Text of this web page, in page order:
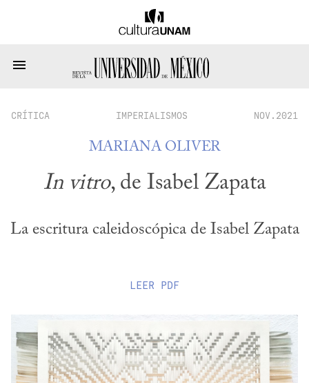
CRÍTICA IMPERIALISMOS NOV.2021
MARIANA OLIVER
In vitro, de Isabel Zapata
La escritura caleidoscópica de Isabel Zapata
LEER PDF